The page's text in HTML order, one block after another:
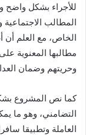
للأجراء بشكل واضح
المطالب الاجتماعية
الخاص، مع العلم أن
مطالبها المعنوية
وحريتهم وضمان
كما نص المشروع
التضامني، وهو ما
العاملة وتطبيقا